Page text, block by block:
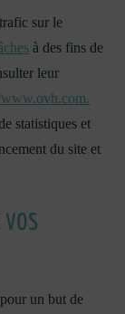
sur le
à des fins de
leur
www.ovh.com.
statistiques et
du site et
VOS
un but de